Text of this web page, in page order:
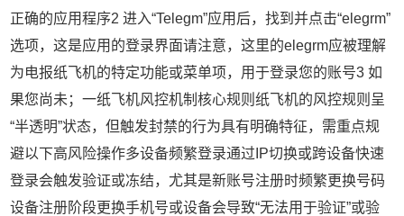
正确的应用程序2 进入“Telegm”应用后，找到并点击“elegrm”
选项，这是应用的登录界面请注意，这里的elegrm应被理解
为电报纸飞机的特定功能或菜单项，用于登录您的账号3 如
果您尚未；一纸飞机风控机制核心规则纸飞机的风控规则呈
“半透明”状态，但触发封禁的行为具有明确特征，需重点规
避以下高风险操作多设备频繁登录通过IP切换或跨设备快速
登录会触发验证或冻结，尤其是新账号注册时频繁更换号码
设备注册阶段更换手机号或设备会导致“无法用于验证”或验